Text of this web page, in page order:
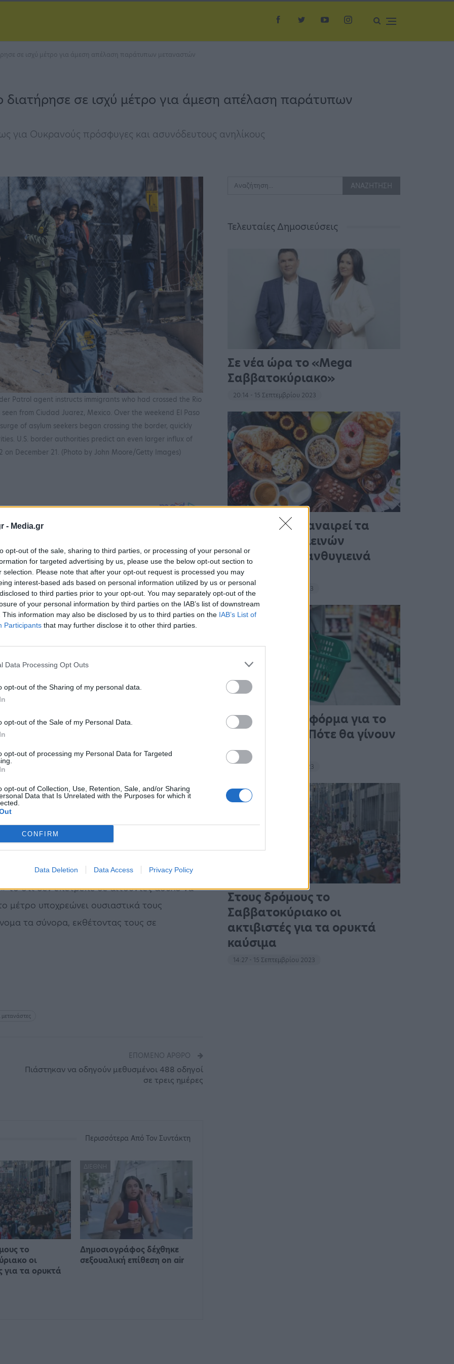
- Media.gr
opt-out of the sale, sharing to third parties, or processing of your personal or
for targeted advertising by us, please use the below opt-out section to
selection. Please note that after your opt-out request is processed you may
interest-based ads based on personal information utilized by us or personal
to third parties prior to your opt-out. You may separately opt-out of the
of your personal information by third parties on the IAB’s list of downstream
This information may also be disclosed by us to third parties on the IAB’s List of
Participants that may further disclose it to other third parties.
Data Processing Opt Outs
opt-out of the Sharing of my personal data.
opt-out of the Sale of my Personal Data.
opt-out of processing my Personal Data for Targeted
opt-out of Collection, Use, Retention, Sale, and/or Sharing
Data that Is Unrelated with the Purposes for which it
CONFIRM
Data Deletion Data Access Privacy Policy
σε ισχύ μέτρο για άμεση απέλαση παράτυπων μεταναστών
σε ισχύ μέτρο για άμεση απέλαση παράτυπων
για Ουκρανούς πρόσφυγες και ασυνόδευτους ανηλίκους
Patrol agent instructs immigrants who had crossed the Rio
from Ciudad Juarez, Mexico. Over the weekend El Paso
of asylum seekers began crossing the border, quickly
U.S. border authorities predict an even larger influx of
December 21. (Photo by John Moore/Getty Images)
την Τρίτη πως διατηρεί σε ισχύ μέτρο
κι επιτρέπει την απέλαση με
που συλλαμβάνονται στα σύνορα.
γνωστού στις ΗΠΑ ως Title 42, είχαν
φόβους για αύξηση των
με το Μεξικό.
προέδρου Ντόναλντ Τραμπ είχε
πλαίσιο της εκστρατείας για την
προσφυγή και δεν προέβλεπε αυτόματη
μόνο ελάχιστες εξαιρέσεις, όπως π.χ. για
ή για ασυνόδευτους ανηλίκους.
κατήγγειλαν ως «παραβίαση του διεθνούς
το ότι δεν επέτρεπε σε αιτούντες άσυλο να
μέτρο υποχρεώνει ουσιαστικά τους
τα σύνορα, εκθέτοντας τους σε
ΕΠΌΜΕΝΟ ΆΡΘΡΟ
Πιάστηκαν να οδηγούν μεθυσμένοι 488 οδηγοί
σε τρεις ημέρες
Περισσότερα Από Τον Συντάκτη
το
οι
για τα ορυκτά
ΔΙΕΘΝΉ
Δημοσιογράφος δέχθηκε
σεξουαλική επίθεση on air
Τελευταίες Δημοσιεύσεις
Σε νέα ώρα το «Mega
Σαββατοκύριακο»
20:14 - 15 Σεπτεμβρίου 2023
Ένας στους 4 αναιρεί τα
οφέλη των υγιεινών
γευμάτων με ανθυγιεινά
σνακ
18:11 - 15 Σεπτεμβρίου 2023
Άνοιξε η πλατφόρμα για το
Market Pass – Πότε θα γίνουν
οι πληρωμές
15:13 - 15 Σεπτεμβρίου 2023
Στους δρόμους το
Σαββατοκύριακο οι
ακτιβιστές για τα ορυκτά
καύσιμα
14:27 - 15 Σεπτεμβρίου 2023